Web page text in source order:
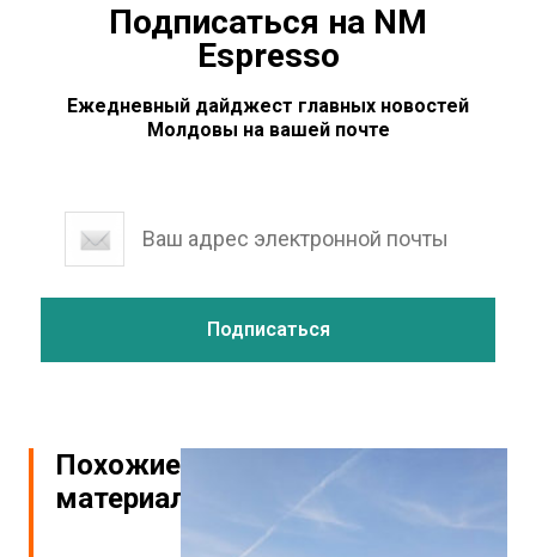
Подписаться на NM
Espresso
Ежедневный дайджест главных новостей
Молдовы на вашей почте
Похожие
материалы